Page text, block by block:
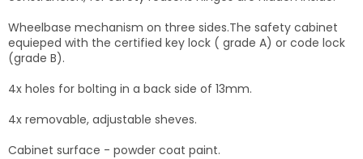
Wheelbase mechanism on three sides.The safety cabinet
equieped with the certified key lock ( grade A) or code lock
(grade B).
4x holes for bolting in a back side of 13mm.
4x removable, adjustable sheves.
Cabinet surface - powder coat paint.